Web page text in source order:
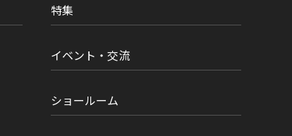
特集
イベント・交流
ショールーム